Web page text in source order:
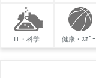
IT・科学 健康・ｽﾎﾟ